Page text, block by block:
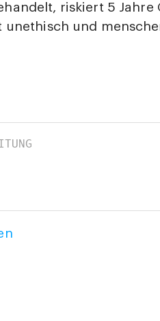
riskiert 5 Jahre
unethisch und